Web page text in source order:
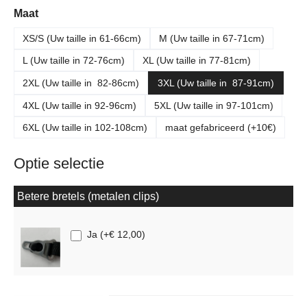
Selecteer
Maat
XS/S (Uw taille in 61-66cm)
M (Uw taille in 67-71cm)
L (Uw taille in 72-76cm)
XL (Uw taille in 77-81cm)
2XL (Uw taille in 82-86cm) 3XL (Uw taille in 87-91cm)
4XL (Uw taille in 92-96cm)
5XL (Uw taille in 97-101cm)
6XL (Uw taille in 102-108cm)
maat gefabriceerd (+10€)
Optie selectie
Betere bretels (metalen clips)
Ja (+€ 12,00)